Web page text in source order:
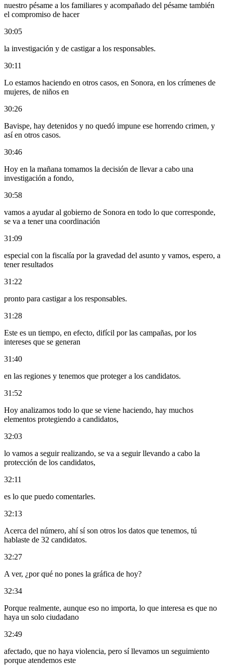
nuestro pésame a los familiares y acompañado del pésame también
el compromiso de hacer
30:05
la investigación y de castigar a los responsables.
30:11
Lo estamos haciendo en otros casos, en Sonora, en los crímenes de
mujeres, de niños en
30:26
Bavispe, hay detenidos y no quedó impune ese horrendo crimen, y
así en otros casos.
30:46
Hoy en la mañana tomamos la decisión de llevar a cabo una
investigación a fondo,
30:58
vamos a ayudar al gobierno de Sonora en todo lo que corresponde,
se va a tener una coordinación
31:09
especial con la fiscalía por la gravedad del asunto y vamos, espero, a
tener resultados
31:22
pronto para castigar a los responsables.
31:28
Este es un tiempo, en efecto, difícil por las campañas, por los
intereses que se generan
31:40
en las regiones y tenemos que proteger a los candidatos.
31:52
Hoy analizamos todo lo que se viene haciendo, hay muchos
elementos protegiendo a candidatos,
32:03
lo vamos a seguir realizando, se va a seguir llevando a cabo la
protección de los candidatos,
32:11
es lo que puedo comentarles.
32:13
Acerca del número, ahí sí son otros los datos que tenemos, tú
hablaste de 32 candidatos.
32:27
A ver, ¿por qué no pones la gráfica de hoy?
32:34
Porque realmente, aunque eso no importa, lo que interesa es que no
haya un solo ciudadano
32:49
afectado, que no haya violencia, pero sí llevamos un seguimiento
porque atendemos este